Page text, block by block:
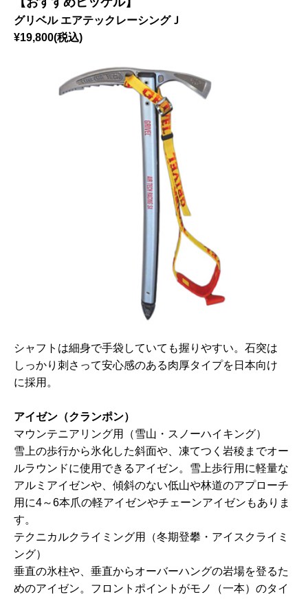
グリベル エアテックレーシングＪ
¥19,800(税込)
シャフトは細身で手袋していても握りやすい。石突は
しっかり刺さって安心感のある肉厚タイプを日本向け
に採用。
アイゼン（クランポン）
マウンテニアリング用（雪山・スノーハイキング）
雪上の歩行から氷化した斜面や、凍てつく岩稜までオー
ルラウンドに使用できるアイゼン。雪上歩行用に軽量な
アルミアイゼンや、傾斜のない低山や林道のアプローチ
用に4～6本爪の軽アイゼンやチェーンアイゼンもありま
す。
テクニカルクライミング用（冬期登攀・アイスクライミ
ング）
垂直の氷柱や、垂直からオーバーハングの岩場を登るた
めのアイゼン。フロントポイントがモノ（一本）のタイ